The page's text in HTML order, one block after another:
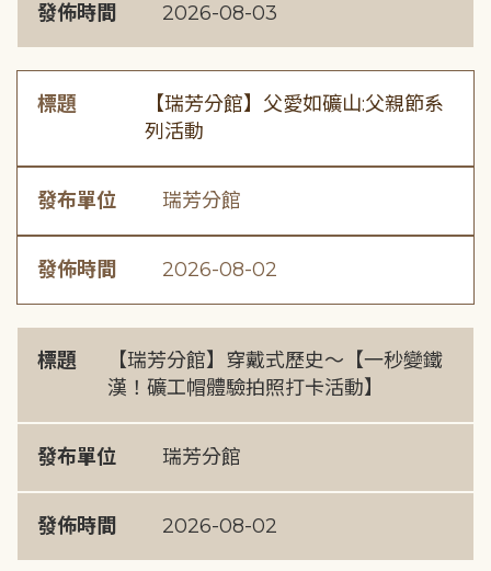
發佈時間 2026-08-03
標題
【瑞芳分館】父愛如礦山:父親節系
列活動
發布單位 瑞芳分館
發佈時間 2026-08-02
標題
【瑞芳分館】穿戴式歷史〜【一秒變鐵
漢！礦工帽體驗拍照打卡活動】
發布單位 瑞芳分館
發佈時間 2026-08-02